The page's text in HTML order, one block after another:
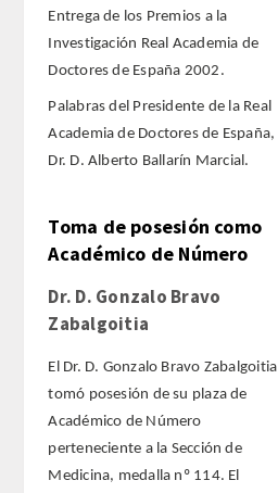
NACIONALES
EXTRANJEROS
DE MÉRITO
HONOR
ACTIVIDADES REALIZADAS
Entrega de los Premios a la
Investigación Real Academia de
Doctores de España 2002.
Palabras del Presidente de la Real
Academia de Doctores de España,
Dr. D. Alberto Ballarín Marcial.
Toma de posesión como
Académico de Número
Dr. D. Gonzalo Bravo
Zabalgoitia
El Dr. D. Gonzalo Bravo Zabalgoitia
tomó posesión de su plaza de
Académico de Número
perteneciente a la Sección de
Medicina, medalla nº 114. El